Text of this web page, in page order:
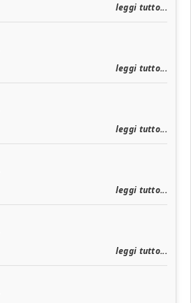
leggi tutto...
leggi tutto...
leggi tutto...
leggi tutto...
leggi tutto...